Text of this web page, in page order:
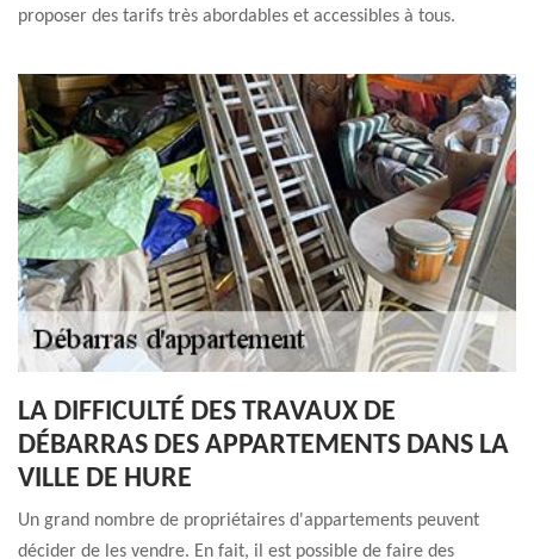
proposer des tarifs très abordables et accessibles à tous.
LA DIFFICULTÉ DES TRAVAUX DE
DÉBARRAS DES APPARTEMENTS DANS LA
VILLE DE HURE
Un grand nombre de propriétaires d'appartements peuvent
décider de les vendre. En fait, il est possible de faire des